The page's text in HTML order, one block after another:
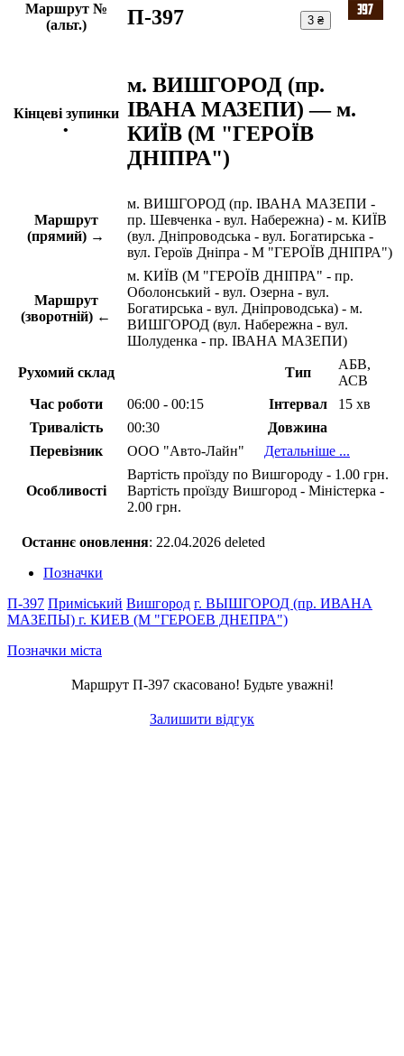
Маршрут №
(альт.)
П-397 3 ₴
Кінцеві зупинки
•
м. ВИШГОРОД (пр.
ІВАНА МАЗЕПИ) — м.
КИЇВ (М "ГЕРОЇВ
ДНІПРА")
Маршрут
(прямий) →
м. ВИШГОРОД (пр. ІВАНА МАЗЕПИ -
пр. Шевченка - вул. Набережна) - м. КИЇВ
(вул. Дніпроводська - вул. Богатирська -
вул. Героїв Дніпра - М "ГЕРОЇВ ДНІПРА")
Маршрут
(зворотній) ←
м. КИЇВ (М "ГЕРОЇВ ДНІПРА" - пр.
Оболонський - вул. Озерна - вул.
Богатирська - вул. Дніпроводська) - м.
ВИШГОРОД (вул. Набережна - вул.
Шолуденка - пр. ІВАНА МАЗЕПИ)
Рухомий склад Тип
АБВ,
АСВ
Час роботи
06:00 - 00:15 Інтервал
15 хв
Тривалість
00:30
Довжина
Перевізник
ООО "Авто-Лайн" Детальніше ...
Особливості
Вартість проїзду по Вишгороду - 1.00 грн.
Вартість проїзду Вишгород - Міністерка -
2.00 грн.
Останнє оновлення: 22.04.2026 deleted
Позначки
П-397 Приміський Вишгород г. ВЫШГОРОД (пр. ИВАНА
МАЗЕПЫ) г. КИЕВ (М "ГЕРОЕВ ДНЕПРА")
Позначки міста
Маршрут П-397 скасовано! Будьте уважні!
Залишити відгук